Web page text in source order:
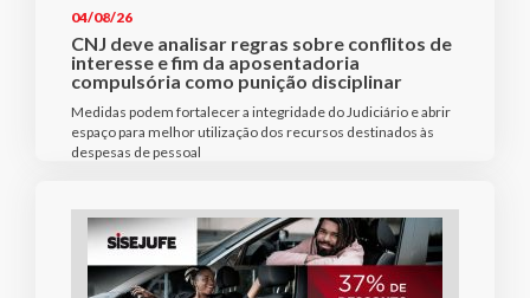
04/08/26
CNJ deve analisar regras sobre conflitos de
interesse e fim da aposentadoria
compulsória como punição disciplinar
Medidas podem fortalecer a integridade do Judiciário e abrir
espaço para melhor utilização dos recursos destinados às
despesas de pessoal